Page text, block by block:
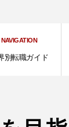
NAVIGATION
別転職ガイド